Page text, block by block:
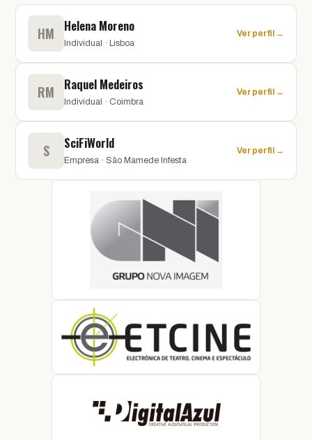
HM Helena Moreno
Individual · Lisboa
Ver perfil →
RM Raquel Medeiros
Individual · Coimbra
Ver perfil →
S SciFiWorld
Empresa · São Mamede Infesta
Ver perfil →